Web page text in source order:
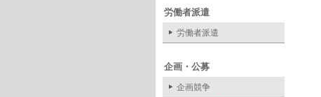
労働者派遣
労働者派遣
企画・公募
企画競争